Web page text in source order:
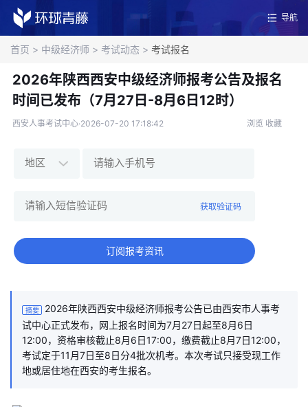
导航
首页 > 中级经济师 > 考试动态 > 考试报名
2026年陕西西安中级经济师报考公告及报名
时间已发布（7月27日-8月6日12时）
西安人事考试中心·2026-07-20 17:18:42 浏览 收藏
获取验证码
订阅报考资讯
摘要
2026年陕西西安中级经济师报考公告已由西安市人事考
试中心正式发布，网上报名时间为7月27日起至8月6日
12:00，资格审核截止8月6日17:00，缴费截止8月7日12:00，
考试定于11月7日至8日分4批次机考。本次考试只接受现工作
地或居住地在西安的考生报名。